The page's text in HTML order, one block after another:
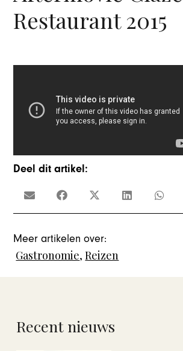
Restaurant 2015
Deel dit artikel:
Meer artikelen over:
Gastronomie,Reizen
Recent nieuws